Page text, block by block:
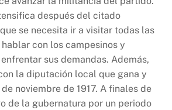
después del citado
se necesita ir a visitar todas las
con los campesinos y
sus demandas. Además,
la diputación local que gana y
noviembre de 1917. A finales de
de la gubernatura por un periodo